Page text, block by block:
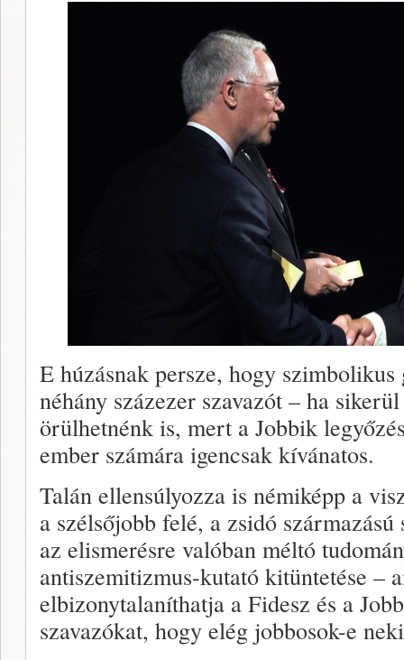
E húzásnak persze, hogy szimbolikus
néhány százezer szavazót – ha
örülhetnénk is, mert a Jobbik
ember számára igencsak kívánatos.
Talán ellensúlyozza is némiképp a
a szélsőjobb felé, a zsidó
az elismerésre valóban méltó
antiszemitizmus-kutató kitüntetése –
elbizonytalaníthatja a Fidesz és a
szavazókat, hogy elég jobbosok-e